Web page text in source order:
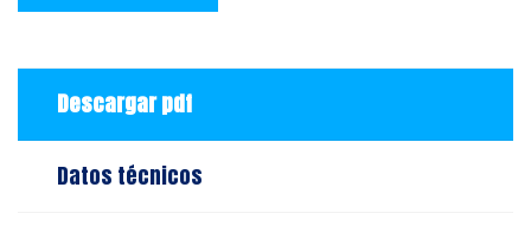
Descargar pdf
Datos técnicos